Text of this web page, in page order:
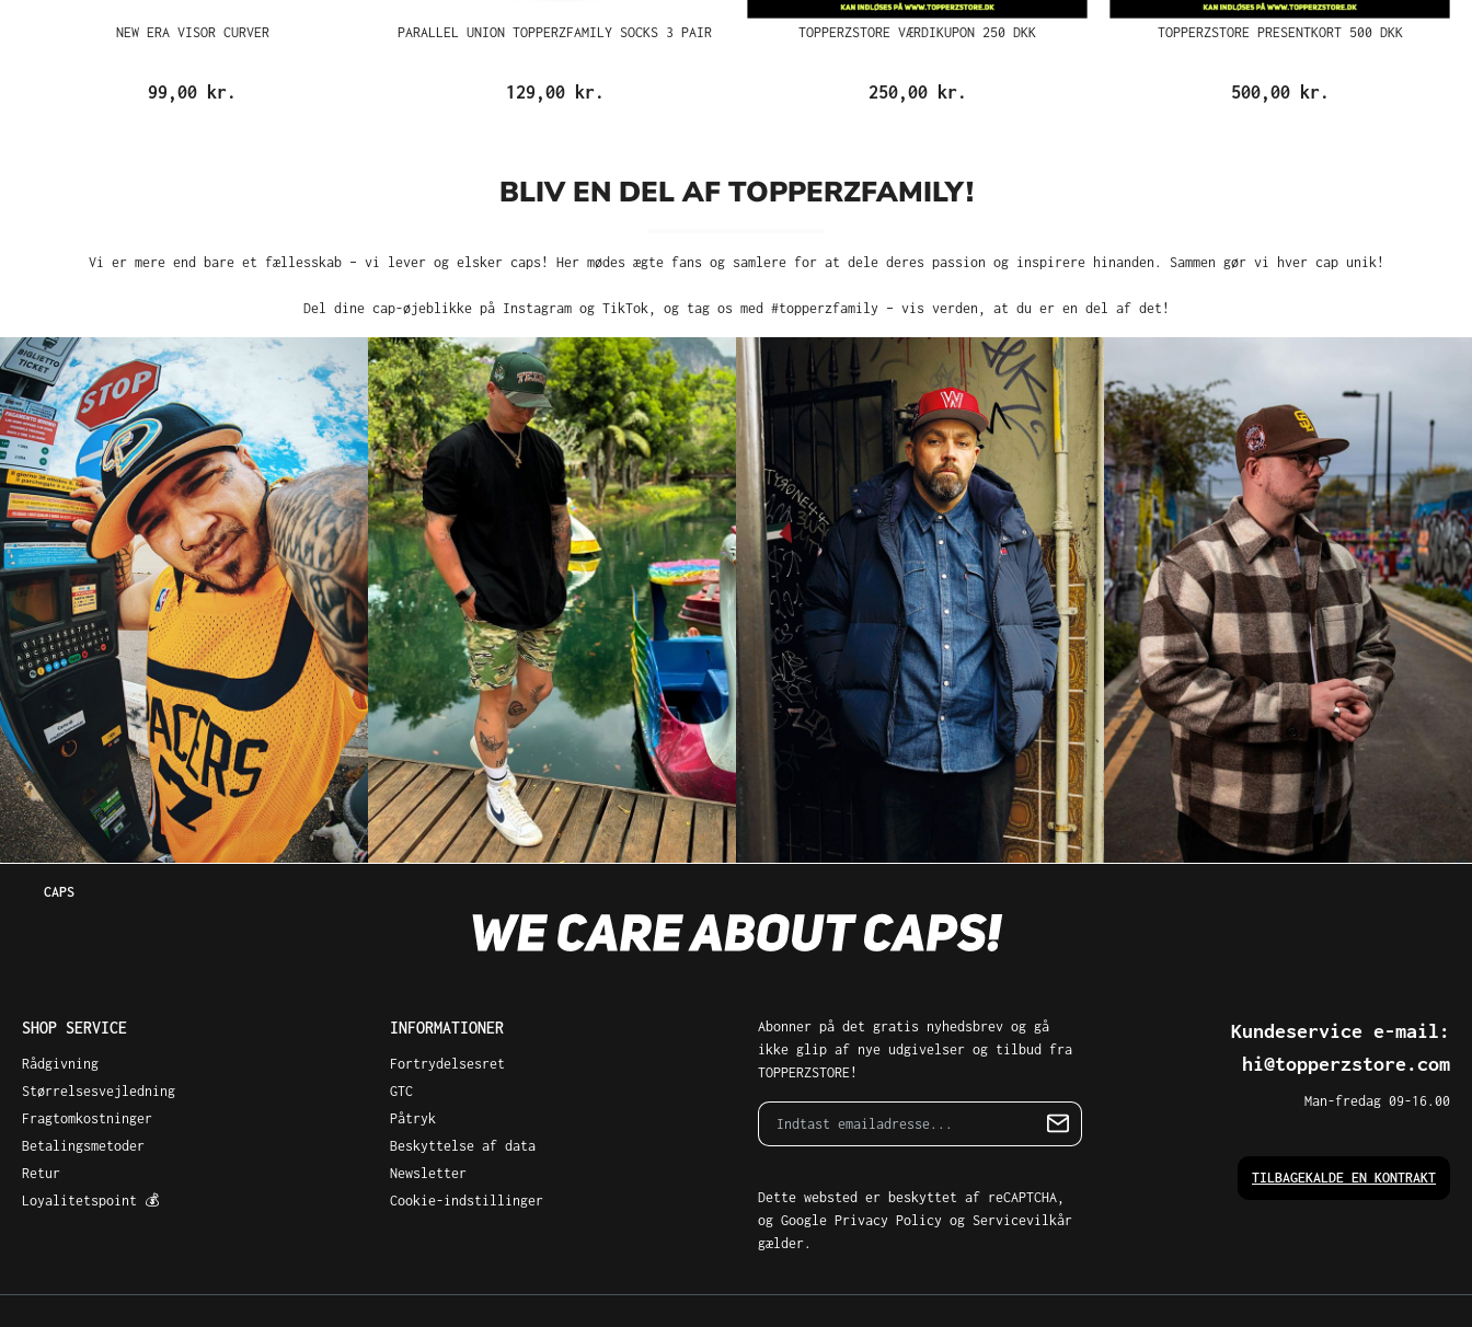
NEW ERA VISOR CURVER
99,00 kr.
PARALLEL UNION TOPPERZFAMILY SOCKS 3 PAIR
129,00 kr.
TOPPERZSTORE VÆRDIKUPON 250 DKK
250,00 kr.
TOPPERZSTORE PRESENTKORT 500 DKK
500,00 kr.
BLIV EN DEL AF TOPPERZFAMILY!
Vi er mere end bare et fællesskab – vi lever og elsker caps! Her mødes ægte fans og samlere for at dele deres passion og inspirere hinanden. Sammen gør vi hver cap unik!
Del dine cap-øjeblikke på Instagram og TikTok, og tag os med #topperzfamily – vis verden, at du er en del af det!
CAPS
SHOP SERVICE
Rådgivning
Størrelsesvejledning
Fragtomkostninger
Betalingsmetoder
Retur
Loyalitetspoint 💰
INFORMATIONER
Fortrydelsesret
GTC
Påtryk
Beskyttelse af data
Newsletter
Cookie-indstillinger
Abonner på det gratis nyhedsbrev og gå
ikke glip af nye udgivelser og tilbud fra
TOPPERZSTORE!
Dette websted er beskyttet af reCAPTCHA,
og Google Privacy Policy og Servicevilkår
gælder.
Kundeservice e-mail:
hi@topperzstore.com
Man-fredag 09-16.00
TILBAGEKALDE EN KONTRAKT